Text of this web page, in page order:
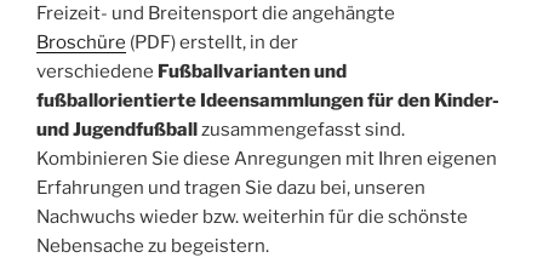
Freizeit- und Breitensport die angehängte
Broschüre (PDF) erstellt, in der
verschiedene Fußballvarianten und
fußballorientierte Ideensammlungen für den Kinder-
und Jugendfußballzusammengefasst sind.
Kombinieren Sie diese Anregungen mit Ihren eigenen
Erfahrungen und tragen Sie dazu bei, unseren
Nachwuchs wieder bzw. weiterhin für die schönste
Nebensache zu begeistern.